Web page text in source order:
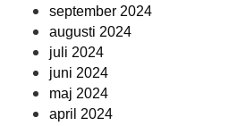
september 2024
augusti 2024
juli 2024
juni 2024
maj 2024
april 2024